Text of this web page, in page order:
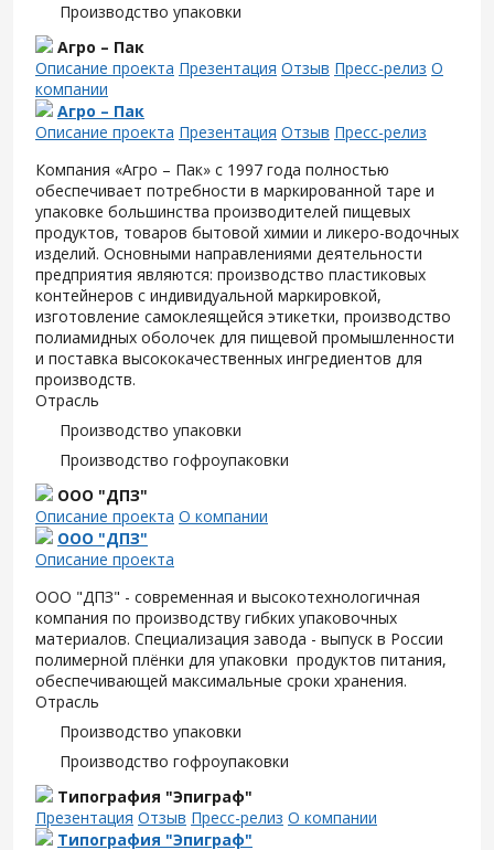
Производство упаковки
Агро – Пак
Описание проекта Презентация Отзыв Пресс-релиз О
компании
Агро – Пак
Описание проекта Презентация Отзыв Пресс-релиз
Компания «Агро – Пак» с 1997 года полностью
обеспечивает потребности в маркированной таре и
упаковке большинства производителей пищевых
продуктов, товаров бытовой химии и ликеро-водочных
изделий. Основными направлениями деятельности
предприятия являются: производство пластиковых
контейнеров с индивидуальной маркировкой,
изготовление самоклеящейся этикетки, производство
полиамидных оболочек для пищевой промышленности
и поставка высококачественных ингредиентов для
производств.
Отрасль
Производство упаковки
Производство гофроупаковки
ООО "ДПЗ"
Описание проекта О компании
ООО "ДПЗ"
Описание проекта
ООО "ДПЗ" - современная и высокотехнологичная
компания по производству гибких упаковочных
материалов. Специализация завода - выпуск в России
полимерной плёнки для упаковки продуктов питания,
обеспечивающей максимальные сроки хранения.
Отрасль
Производство упаковки
Производство гофроупаковки
Типография "Эпиграф"
Презентация Отзыв Пресс-релиз О компании
Типография "Эпиграф"